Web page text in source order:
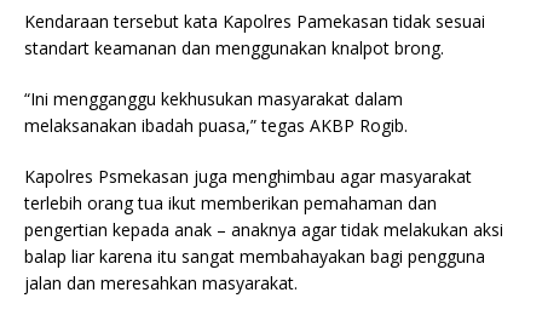
Kendaraan tersebut kata Kapolres Pamekasan tidak sesuai
standart keamanan dan menggunakan knalpot brong.
“Ini mengganggu kekhusukan masyarakat dalam
melaksanakan ibadah puasa,” tegas AKBP Rogib.
Kapolres Psmekasan juga menghimbau agar masyarakat
terlebih orang tua ikut memberikan pemahaman dan
pengertian kepada anak – anaknya agar tidak melakukan aksi
balap liar karena itu sangat membahayakan bagi pengguna
jalan dan meresahkan masyarakat.